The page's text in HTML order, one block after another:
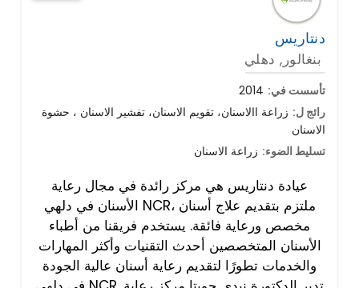
دنتاريس
بنغالور, دهلي
تأسست في: 2014
رائج ل: زراعة االاسنان، تقويم الاسنان، تفشير الاسنان ، حشوة
الاسنان
تسليط الضوء: زراعة الاسنان
عيادة دنتاريس هي مركز رائدة في مجال رعاية
الأسنان في دلهي NCR، ملتزم بتقديم علاج أسنان
مخصص ورعاية فائقة. يستخدم فريقنا من أطباء
الأسنان المتخصصين أحدث التقنيات وأكثر المهارات
والخدمات تطورًا لتقديم رعاية أسنان عالية الجودة